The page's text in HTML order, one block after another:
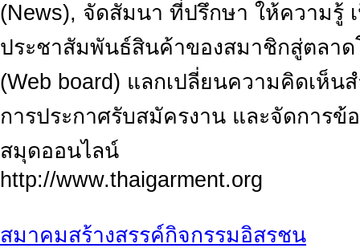
(News), จัดสัมนา ที่ปรึกษา ให้ความรู้
ประชาสัมพันธ์สินค้าของสมาชิกสู่ตลาด
(Web board) แลกเปลี่ยนความคิดเห็น
การประกาศรับสมัครงาน และจัดการ
สมุดออนไลน์
http://www.thaigarment.org
สมาคมสร้างสรรค์กิจกรรมอิสรชน